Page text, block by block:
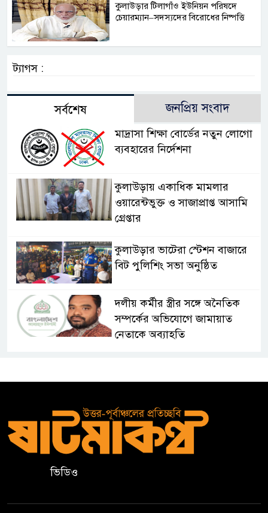
কুলাউড়ার টিলাগাঁও ইউনিয়ন পরিষদে
চেয়ারম্যান–সদস্যদের বিরোধের নিষ্পত্তি
ট্যাগস :
সর্বশেষ জনপ্রিয় সংবাদ
মাদ্রাসা শিক্ষা বোর্ডের নতুন লোগো
ব্যবহারের নির্দেশনা
কুলাউড়ায় একাধিক মামলার
ওয়ারেন্টভুক্ত ও সাজাপ্রাপ্ত আসামি
গ্রেপ্তার
কুলাউড়ার ভাটেরা স্টেশন বাজারে
বিট পুলিশিং সভা অনুষ্ঠিত
দলীয় কর্মীর স্ত্রীর সঙ্গে অনৈতিক
সম্পর্কের অভিযোগে জামায়াত
নেতাকে অব্যাহতি
ট্রাম্পের নতুন নির্বাহী আদেশ
সিলেটে সিভিটেক বিল্ডার্সে বিভিন্ন
পদে জনবল নিয়োগ
ভারতীয় হাই কমিশন
ভিডিও